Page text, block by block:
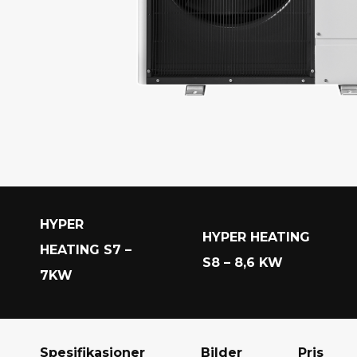
e
HYPER
HEATING S7 –
7KW
HYPER HEATING
S8 – 8,6 KW
Spesifikasjoner Bilder Pris